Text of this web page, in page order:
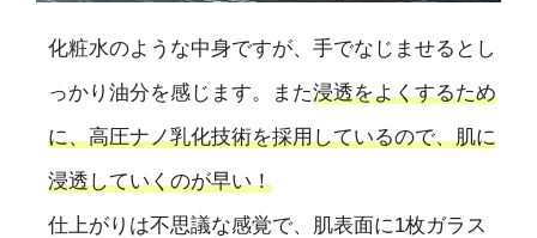
化粧水のような中身ですが、手でなじませるとし
っかり油分を感じます。また浸透をよくするため
に、高圧ナノ乳化技術を採用しているので、肌に
浸透していくのが早い！
仕上がりは不思議な感覚で、肌表面に1枚ガラス